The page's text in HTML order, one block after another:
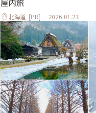
屋内旅
北海道 [PR] 2026.01.23